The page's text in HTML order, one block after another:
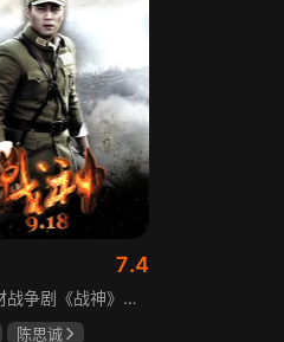
7.4
抗战题材战争剧《战神》讲述太行山一带，八路军游击队司令龙大谷骁勇善战、机智过人，15岁就参加了红军，身经百战，被军中将士们奉为“战神”。抗日战争爆发前，龙大谷因在抗大学习期间为替警卫员李广出头，一时冲动出手打了同期学员张道平，受了处分。以至于在红军缩编为八路军之时，龙大谷从原来的红军副师长降为游击队司令，随行上任的只有警卫员李广和参谋刘水泉二人，以及上级领导田烽给他的五十块大洋。即便如此，龙大谷依然不屈不挠，硬是在山西这块热土上平地拉起一支敢打、能拼、必胜，号称“龙支队”的作战队伍，凭借丰富的作战经验打赢了一场又一场的恶战，威震敌方！
陈思诚